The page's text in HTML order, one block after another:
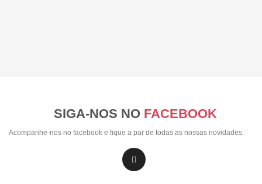
SIGA-NOS NO FACEBOOK
Acompanhe-nos no facebook e fique a par de todas as nossas novidades.